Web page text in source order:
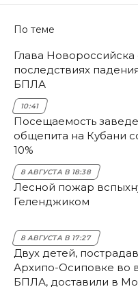
По теме
Глава
последствиях
БПЛА
10:41
Посещаемость
общепита на Кубани
10%
8 АВГУСТА В 18:38
Лесной пожар
Геленджиком
8 АВГУСТА В 17:27
Двух детей,
Архипо-Осиповке во
БПЛА, доставили в